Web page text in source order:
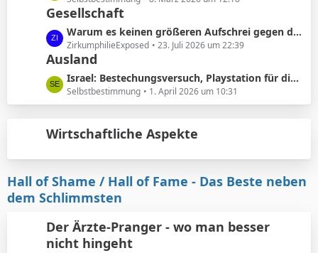
r
ä
g
e
B
e
i
r
ä
g
e
t
z
t
e
e
r
ä
g
Gesellschaft
L
e
t
z
t
e
e
t
r
ä
g
Warum es keinen größeren Aufschrei gegen die Vorhautbeschneidung gibt.
ZirkumphilieExposed 23. Juli 2026 um 22:39
Ausland
L
e
t
t
B
e
t
r
ä
g
Israel: Bestechungsversuch, Playstation für die werdenden Eltern
Selbstbestimmung 1. April 2026 um 10:31
Wirtschaftliche Aspekte
Hall of Shame / Hall of Fame - Das Beste neben
dem Schlimmsten
Der Ärzte-Pranger - wo man besser
nicht hingeht